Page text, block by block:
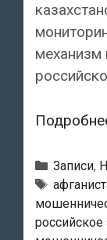
механизм
Рубрики
Записи,
Тэги
российское